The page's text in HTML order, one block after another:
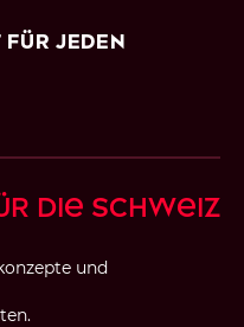
für jeden
die Schweiz
und